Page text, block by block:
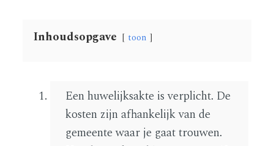
Inhoudsopgave toon
Een huwelijksakte is verplicht. De
kosten zijn afhankelijk van de
gemeente waar je gaat trouwen.